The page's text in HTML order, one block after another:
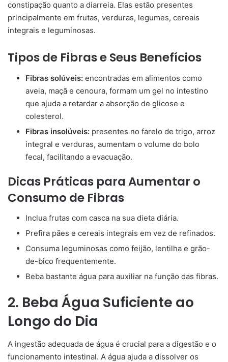
constipação quanto a diarreia. Elas estão presentes
principalmente em frutas, verduras, legumes, cereais
integrais e leguminosas.
Tipos de Fibras e Seus Benefícios
Fibras solúveis: encontradas em alimentos como
aveia, maçã e cenoura, formam um gel no intestino
que ajuda a retardar a absorção de glicose e
colesterol.
Fibras insolúveis: presentes no farelo de trigo, arroz
integral e verduras, aumentam o volume do bolo
fecal, facilitando a evacuação.
Dicas Práticas para Aumentar o
Consumo de Fibras
Inclua frutas com casca na sua dieta diária.
Prefira pães e cereais integrais em vez de refinados.
Consuma leguminosas como feijão, lentilha e grão-
de-bico frequentemente.
Beba bastante água para auxiliar na função das fibras.
2. Beba Água Suficiente ao
Longo do Dia
A ingestão adequada de água é crucial para a digestão e o
funcionamento intestinal. A água ajuda a dissolver os